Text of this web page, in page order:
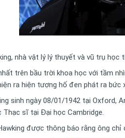
nhà vật lý lý thuyết và vũ trụ
trên bầu trời khoa học với tầm
ra hiện tượng hố đen phát ra bức
sinh ngày 08/01/1942 tại
Thạc sĩ tại Đại học Cambridge.
được thông báo rằng ông